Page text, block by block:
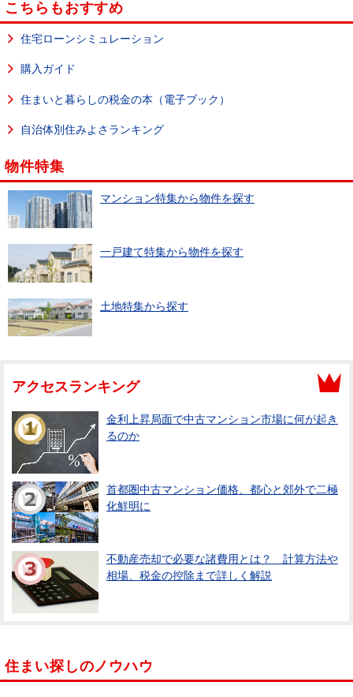
こちらもおすすめ
住宅ローンシミュレーション
購入ガイド
住まいと暮らしの税金の本（電子ブック）
自治体別住みよさランキング
物件特集
マンション特集から物件を探す
一戸建て特集から物件を探す
土地特集から探す
アクセスランキング
金利上昇局面で中古マンション市場に何が起き
るのか
首都圏中古マンション価格、都心と郊外で二極
化鮮明に
不動産売却で必要な諸費用とは？ 計算方法や
相場、税金の控除まで詳しく解説
住まい探しのノウハウ